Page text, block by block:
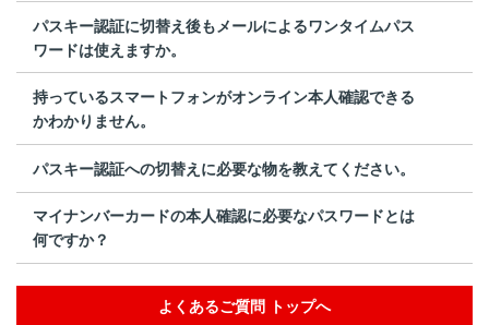
パスキー認証に切替え後もメールによるワンタイムパス
ワードは使えますか。
持っているスマートフォンがオンライン本人確認できる
かわかりません。
パスキー認証への切替えに必要な物を教えてください。
マイナンバーカードの本人確認に必要なパスワードとは
何ですか？
よくあるご質問 トップへ